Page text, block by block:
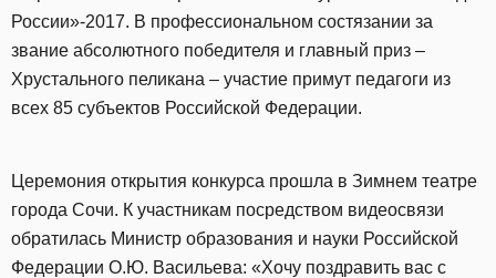
России»-2017. В профессиональном состязании за
звание абсолютного победителя и главный приз –
Хрустального пеликана – участие примут педагоги из
всех 85 субъектов Российской Федерации.
Церемония открытия конкурса прошла в Зимнем театре
города Сочи. К участникам посредством видеосвязи
обратилась Министр образования и науки Российской
Федерации О.Ю. Васильева: «Хочу поздравить вас с